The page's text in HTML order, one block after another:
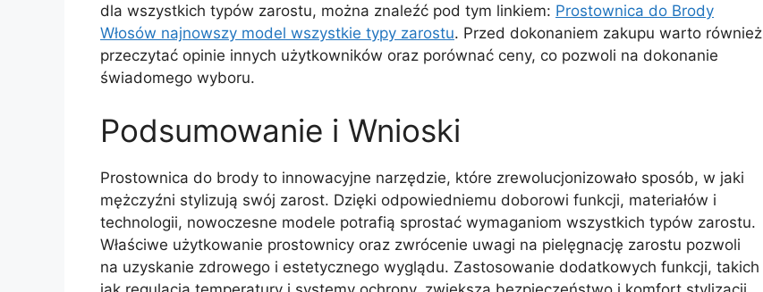
dla wszystkich typów zarostu, można znaleźć pod tym linkiem: Prostownica do Brody
Włosów najnowszy model wszystkie typy zarostu. Przed dokonaniem zakupu warto również
przeczytać opinie innych użytkowników oraz porównać ceny, co pozwoli na dokonanie
świadomego wyboru.
Podsumowanie i Wnioski
Prostownica do brody to innowacyjne narzędzie, które zrewolucjonizowało sposób, w jaki
mężczyźni stylizują swój zarost. Dzięki odpowiedniemu doborowi funkcji, materiałów i
technologii, nowoczesne modele potrafią sprostać wymaganiom wszystkich typów zarostu.
Właściwe użytkowanie prostownicy oraz zwrócenie uwagi na pielęgnację zarostu pozwoli
na uzyskanie zdrowego i estetycznego wyglądu. Zastosowanie dodatkowych funkcji, takich